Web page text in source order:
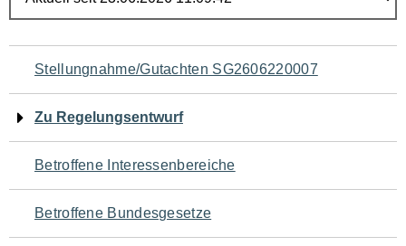
Navigation
für
den
Seiteninhalt
Stellungnahme/Gutachten SG2606220007
Zu Regelungsentwurf
Betroffene Interessenbereiche
Betroffene Bundesgesetze